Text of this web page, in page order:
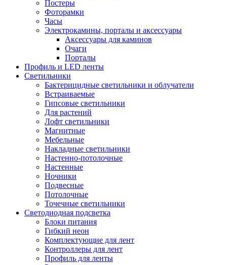
Постеры
Фоторамки
Часы
Электрокамины, порталы и аксессуары
Аксессуары для каминов
Очаги
Порталы
Профиль и LED ленты
Светильники
Бактерицидные светильники и облучатели
Встраиваемые
Гипсовые светильники
Для растений
Лофт светильники
Магнитные
Мебельные
Накладные светильники
Настенно-потолочные
Настенные
Ночники
Подвесные
Потолочные
Точечные светильники
Светодиодная подсветка
Блоки питания
Гибкий неон
Комплектующие для лент
Контроллеры для лент
Профиль для ленты